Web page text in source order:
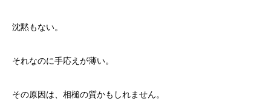
沈黙もない。
それなのに手応えが薄い。
その原因は、相槌の質かもしれません。